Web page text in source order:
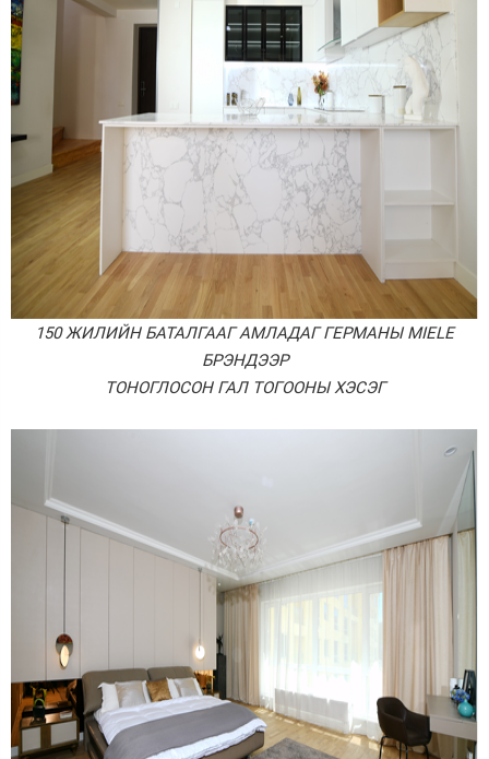
150 ЖИЛИЙН БАТАЛГААГ АМЛАДАГ ГЕРМАНЫ MIELE
БРЭНДЭЭР
ТОНОГЛОСОН ГАЛ ТОГООНЫ ХЭСЭГ